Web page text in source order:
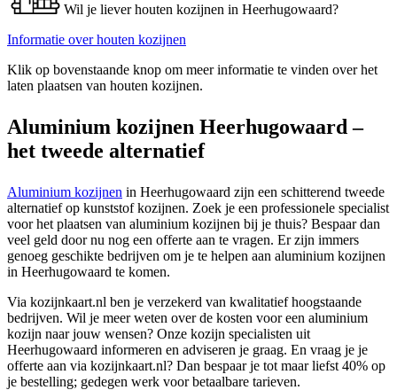
Wil je liever houten kozijnen in Heerhugowaard?
Informatie over houten kozijnen
Klik op bovenstaande knop om meer informatie te vinden over het
laten plaatsen van houten kozijnen.
Aluminium kozijnen Heerhugowaard –
het tweede alternatief
Aluminium kozijnen in Heerhugowaard zijn een schitterend tweede
alternatief op kunststof kozijnen. Zoek je een professionele specialist
voor het plaatsen van aluminium kozijnen bij je thuis? Bespaar dan
veel geld door nu nog een offerte aan te vragen. Er zijn immers
genoeg geschikte bedrijven om je te helpen aan aluminium kozijnen
in Heerhugowaard te komen.
Via kozijnkaart.nl ben je verzekerd van kwalitatief hoogstaande
bedrijven. Wil je meer weten over de kosten voor een aluminium
kozijn naar jouw wensen? Onze kozijn specialisten uit
Heerhugowaard informeren en adviseren je graag. En vraag je je
offerte aan via kozijnkaart.nl? Dan bespaar je tot maar liefst 40% op
je bestelling; gedegen werk voor betaalbare tarieven.